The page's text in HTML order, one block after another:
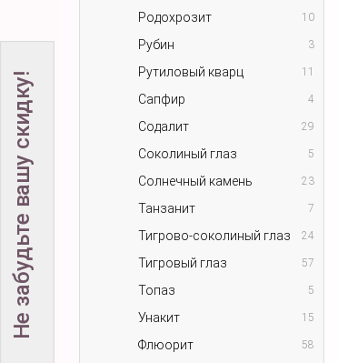
Родохрозит 10
Рубин 3
Рутиловый кварц 11
Сапфир 4
Содалит 29
Соколиный глаз 5
Солнечный камень 23
Танзанит 7
Тигрово-соколиный глаз 24
Тигровый глаз 57
Топаз 5
Унакит 15
Флюорит 58
Не забудьте вашу скидку!